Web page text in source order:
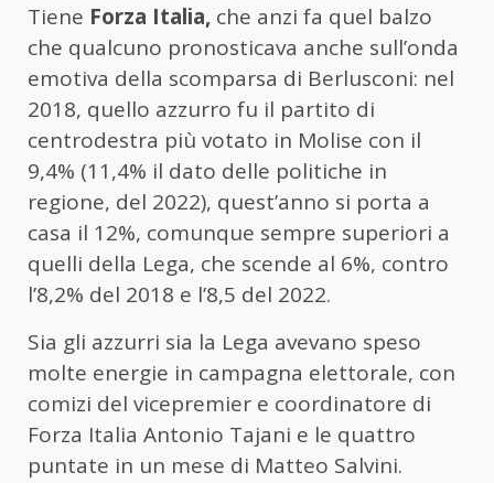
Tiene Forza Italia, che anzi fa quel balzo
che qualcuno pronosticava anche sull’onda
emotiva della scomparsa di Berlusconi: nel
2018, quello azzurro fu il partito di
centrodestra più votato in Molise con il
9,4% (11,4% il dato delle politiche in
regione, del 2022), quest’anno si porta a
casa il 12%, comunque sempre superiori a
quelli della Lega, che scende al 6%, contro
l’8,2% del 2018 e l’8,5 del 2022.
Sia gli azzurri sia la Lega avevano speso
molte energie in campagna elettorale, con
comizi del vicepremier e coordinatore di
Forza Italia Antonio Tajani e le quattro
puntate in un mese di Matteo Salvini.